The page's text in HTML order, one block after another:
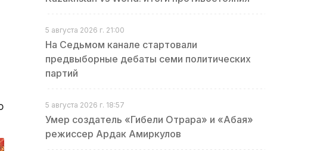
5 августа 2026 г. 21:00
На Седьмом канале стартовали
предвыборные дебаты семи политических
партий
5 августа 2026 г. 18:57
Умер создатель «Гибели Отрара» и «Абая»
режиссер Ардак Амиркулов